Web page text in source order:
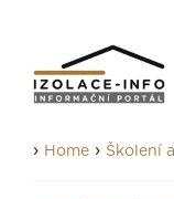
› Home › Školení